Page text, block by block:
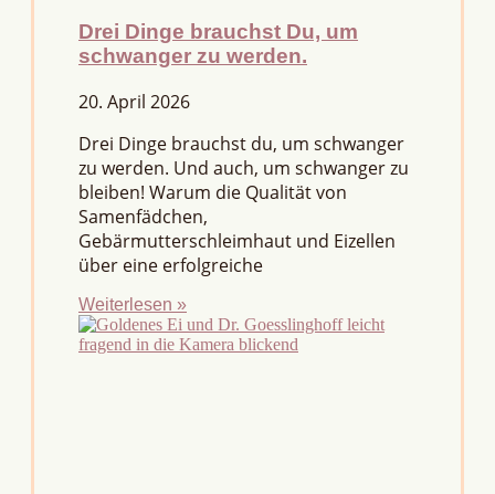
Drei Dinge brauchst Du, um
schwanger zu werden.
20. April 2026
Drei Dinge brauchst du, um schwanger
zu werden. Und auch, um schwanger zu
bleiben! Warum die Qualität von
Samenfädchen,
Gebärmutterschleimhaut und Eizellen
über eine erfolgreiche
Weiterlesen »